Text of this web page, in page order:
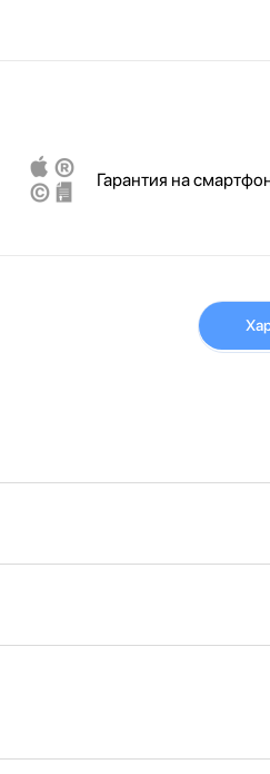
Гарантия на